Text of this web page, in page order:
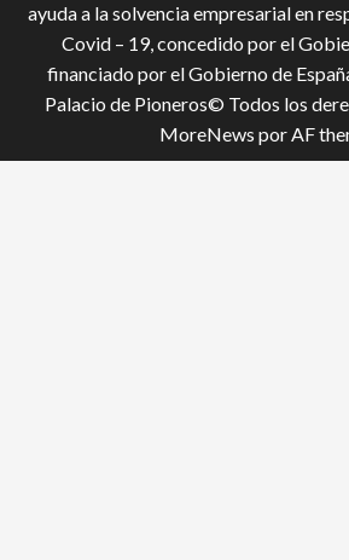
ayuda a la solvencia empresarial en
Covid – 19, conce­dido por el
financiado por el Gobierno de
Palacio de Pioneros© Todos los
MoreNews por AF